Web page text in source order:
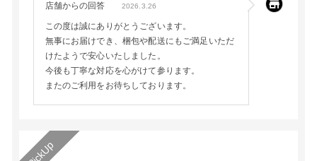
店舗からの回答 2026.3.26
この度は誠にありがとうございます。
無事にお届けでき、梱包や配送にもご満足いただ
けたようで安心いたしました。
今後も丁寧な対応を心がけて参ります。
またのご利用をお待ちしております。